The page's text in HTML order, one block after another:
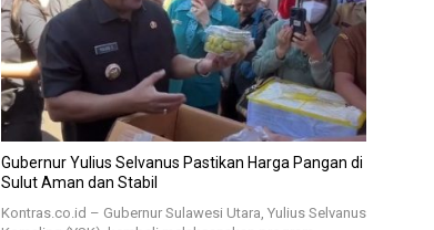
Gubernur Yulius Selvanus Pastikan Harga Pangan di
Sulut Aman dan Stabil
Kontras.co.id – Gubernur Sulawesi Utara, Yulius Selvanus